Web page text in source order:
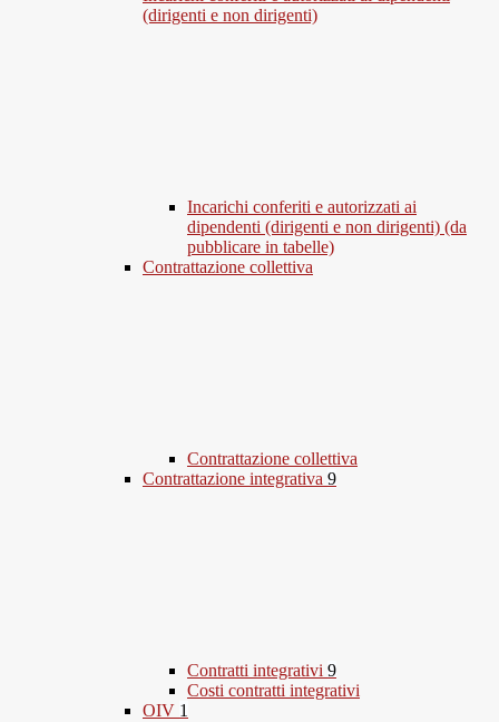
(dirigenti e non dirigenti)
Incarichi conferiti e autorizzati ai
dipendenti (dirigenti e non dirigenti) (da
pubblicare in tabelle)
Contrattazione collettiva
Contrattazione collettiva
Contrattazione integrativa 9
Contratti integrativi 9
Costi contratti integrativi
OIV 1